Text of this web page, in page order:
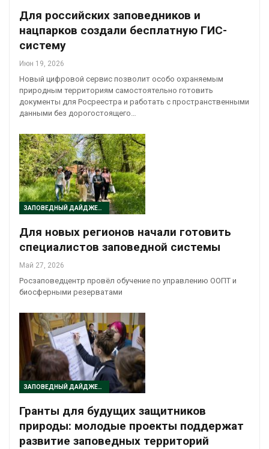
Для российских заповедников и
нацпарков создали бесплатную ГИС-
систему
Июн 19, 2026
Новый цифровой сервис позволит особо охраняемым
природным территориям самостоятельно готовить
документы для Росреестра и работать с пространственными
данными без дорогостоящего…
ЗАПОВЕДНЫЙ ДАЙДЖЕСТ
Для новых регионов начали готовить
специалистов заповедной системы
Май 27, 2026
Росзаповедцентр провёл обучение по управлению ООПТ и
биосферными резерватами
ЗАПОВЕДНЫЙ ДАЙДЖЕСТ
Гранты для будущих защитников
природы: молодые проекты поддержат
развитие заповедных территорий